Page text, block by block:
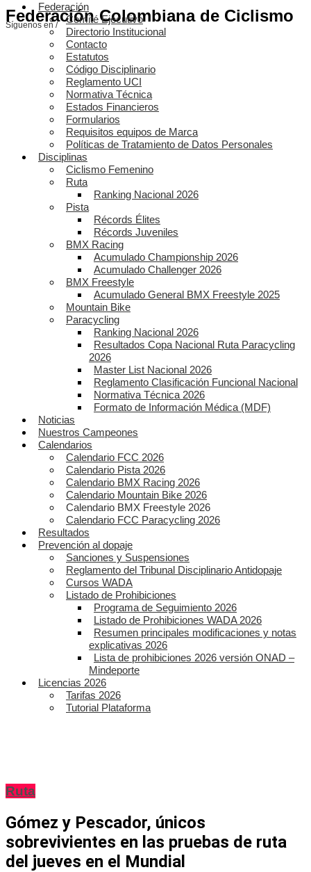
Federación Colombiana de Ciclismo
Síguenos en /
Federación
Comité Ejecutivo
Directorio Institucional
Contacto
Estatutos
Código Disciplinario
Reglamento UCI
Normativa Técnica
Estados Financieros
Formularios
Requisitos equipos de Marca
Políticas de Tratamiento de Datos Personales
Disciplinas
Ciclismo Femenino
Ruta
Ranking Nacional 2026
Pista
Récords Élites
Récords Juveniles
BMX Racing
Acumulado Championship 2026
Acumulado Challenger 2026
BMX Freestyle
Acumulado General BMX Freestyle 2025
Mountain Bike
Paracycling
Ranking Nacional 2026
Resultados Copa Nacional Ruta Paracycling
2026
Master List Nacional 2026
Reglamento Clasificación Funcional Nacional
Normativa Técnica 2026
Formato de Información Médica (MDF)
Noticias
Nuestros Campeones
Calendarios
Calendario FCC 2026
Calendario Pista 2026
Calendario BMX Racing 2026
Calendario Mountain Bike 2026
Calendario BMX Freestyle 2026
Calendario FCC Paracycling 2026
Resultados
Prevención al dopaje
Sanciones y Suspensiones
Reglamento del Tribunal Disciplinario Antidopaje
Cursos WADA
Listado de Prohibiciones
Programa de Seguimiento 2026
Listado de Prohibiciones WADA 2026
Resumen principales modificaciones y notas
explicativas 2026
Lista de prohibiciones 2026 versión ONAD –
Mindeporte
Licencias 2026
Tarifas 2026
Tutorial Plataforma
Ruta
Gómez y Pescador, únicos
sobrevivientes en las pruebas de ruta
del jueves en el Mundial